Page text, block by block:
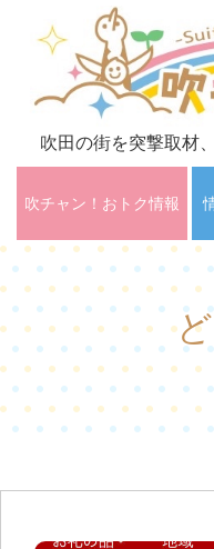
吹田の街を突撃取材
吹チャン！おトク情報